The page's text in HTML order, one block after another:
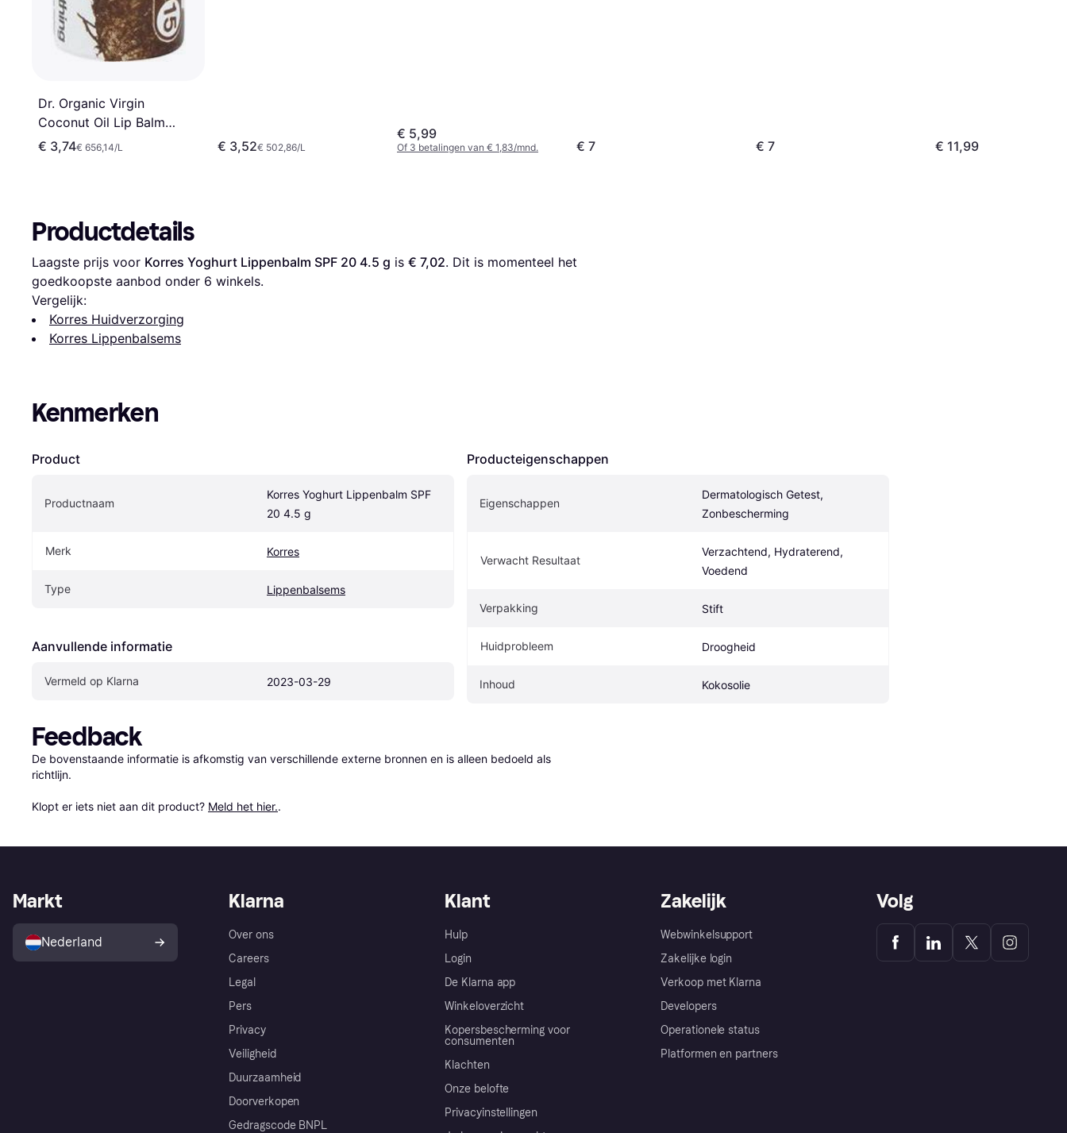
Dr. Organic Virgin
Coconut Oil Lip Balm
SPF15 5.7ml
€ 3,74€ 656,14/L € 3,52€ 502,86/L
€ 5,99
Of 3 betalingen van € 1,83/mnd. € 7 € 7 € 11,99
Productdetails
Laagste prijs voor Korres Yoghurt Lippenbalm SPF 20 4.5 g is € 7,02. Dit is momenteel het
goedkoopste aanbod onder 6 winkels.
Vergelijk:
Korres Huidverzorging
Korres Lippenbalsems
Kenmerken
Product
Productnaam
Korres Yoghurt Lippenbalm SPF
20 4.5 g
Merk Korres
Type Lippenbalsems
Aanvullende informatie
Vermeld op Klarna 2023-03-29
Producteigenschappen
Eigenschappen
Dermatologisch Getest,
Zonbescherming
Verwacht Resultaat
Verzachtend, Hydraterend,
Voedend
Verpakking Stift
Huidprobleem Droogheid
Inhoud Kokosolie
Feedback
De bovenstaande informatie is afkomstig van verschillende externe bronnen en is alleen bedoeld als
richtlijn.
Klopt er iets niet aan dit product? Meld het hier..
Klarna
Over ons
Careers
Legal
Pers
Privacy
Veiligheid
Duurzaamheid
Doorverkopen
Gedragscode BNPL
Klant
Hulp
Login
De Klarna app
Winkeloverzicht
Kopersbescherming voor
consumenten
Klachten
Onze belofte
Privacyinstellingen
Zakelijk
Webwinkelsupport
Zakelijke login
Verkoop met Klarna
Developers
Operationele status
Platformen en partners
Markt
Nederland
Volg